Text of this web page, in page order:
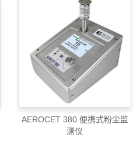
AEROCET 380 便携式粉尘监
测仪